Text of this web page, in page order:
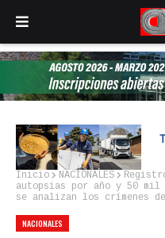
Inicio NACIONALES
autopsias por año y 50
se analizan los crímenes
NACIONALES